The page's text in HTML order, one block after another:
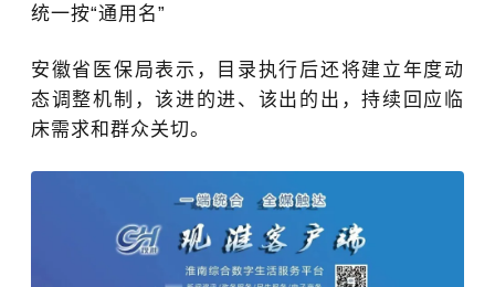
统一按“通用名”
安徽省医保局表示，目录执行后还将建立年度动
态调整机制，该进的进、该出的出，持续回应临
床需求和群众关切。